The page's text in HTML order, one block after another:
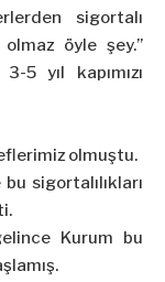
sigortalı
öyle şey.”
yıl kapımızı
olmuştu.
sigortalılıkları
Kurum bu